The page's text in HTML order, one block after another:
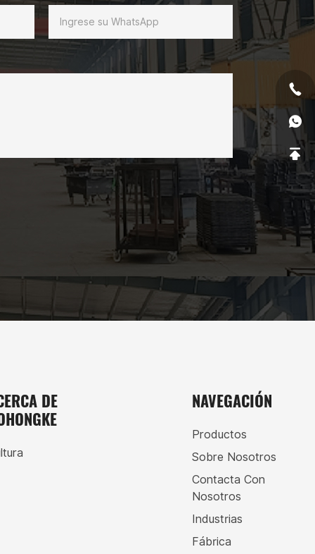
DE NAVEGACIÓN
Productos
Sobre Nosotros
Contacta Con
Nosotros
Industrias
Fábrica